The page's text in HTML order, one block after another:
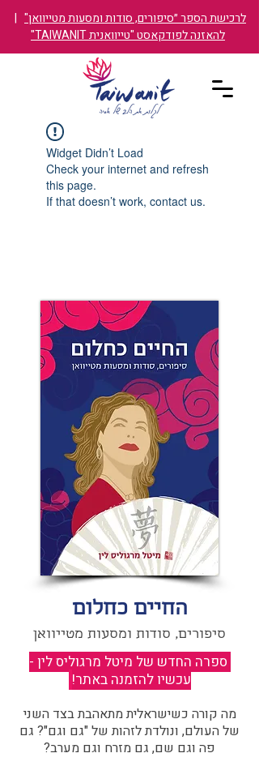
לרכישת הספר ״סיפורים, סודות ומסעות מטייוואן" |
להאזנה לפודקאסט "טייוואנית TAIWANIT"
Widget Didn’t Load
Check your internet and refresh
this page.
If that doesn’t work, contact us.
החיים כחלום
סיפורים, סודות ומסעות מטייוואן
ספרה החדש של מיטל מרגוליס לין -
עכשיו להזמנה באתר!
מה קורה כשישראלית מתאהבת בצד השני
של העולם, ונולדת לזהות של "גם וגם"? גם
פה וגם שם, גם מזרח וגם מערב?​​